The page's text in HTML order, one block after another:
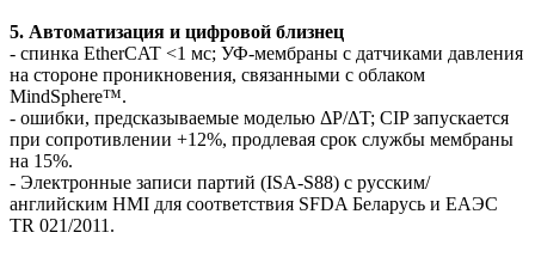
5. Автоматизация и цифровой близнец
- спинка EtherCAT <1 мс; УФ-мембраны с датчиками давления
на стороне проникновения, связанными с облаком
MindSphere™.
- ошибки, предсказываемые моделью ΔP/ΔT; CIP запускается
при сопротивлении +12%, продлевая срок службы мембраны
на 15%.
- Электронные записи партий (ISA-S88) с русским/
английским HMI для соответствия SFDA Беларусь и ЕАЭС
TR 021/2011.